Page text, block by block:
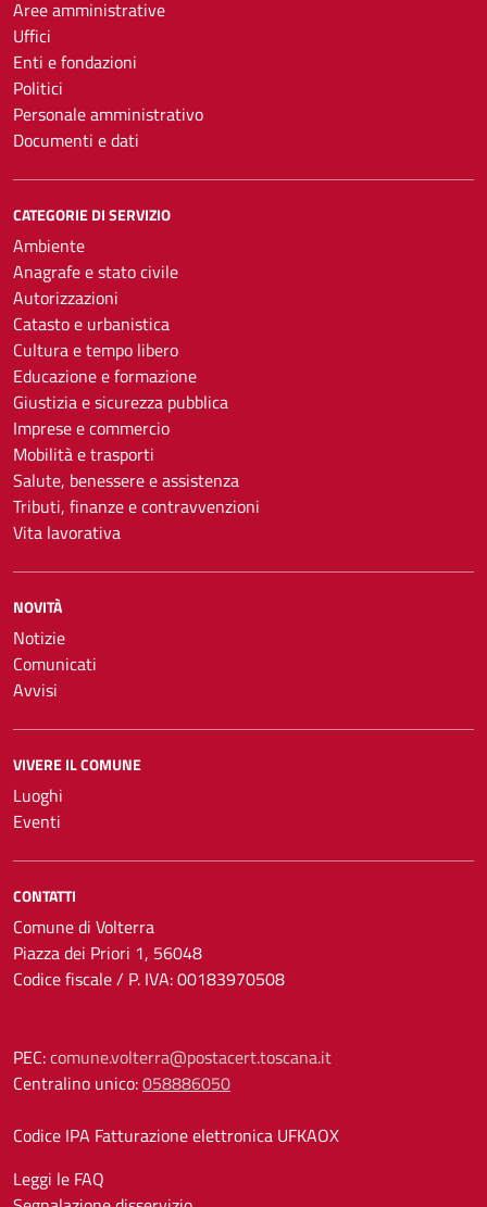
Aree amministrative
Uffici
Enti e fondazioni
Politici
Personale amministrativo
Documenti e dati
CATEGORIE DI SERVIZIO
Ambiente
Anagrafe e stato civile
Autorizzazioni
Catasto e urbanistica
Cultura e tempo libero
Educazione e formazione
Giustizia e sicurezza pubblica
Imprese e commercio
Mobilità e trasporti
Salute, benessere e assistenza
Tributi, finanze e contravvenzioni
Vita lavorativa
NOVITÀ
Notizie
Comunicati
Avvisi
VIVERE IL COMUNE
Luoghi
Eventi
CONTATTI
Comune di Volterra
Piazza dei Priori 1, 56048
Codice fiscale / P. IVA: 00183970508
PEC:comune.volterra@postacert.toscana.it
Centralino unico:058886050
Codice IPA Fatturazione elettronica UFKAOX
Leggi le FAQ